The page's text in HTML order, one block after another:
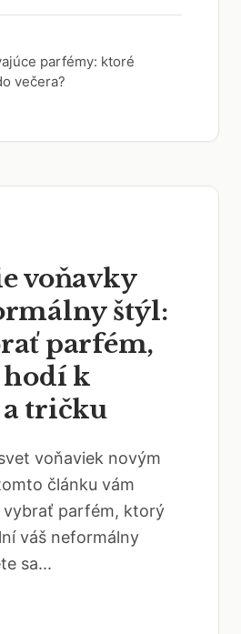
parfémy: ktoré
večera?
voňavky
štýl:
parfém,
hodí k
tričku
voňaviek novým
článku vám
vybrať parfém, ktorý
váš neformálny
sa...